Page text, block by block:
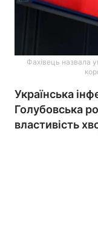
Фахівець назвала
Українська
Голубовська
властивість